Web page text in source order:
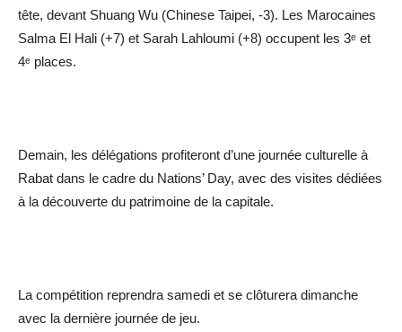
tête, devant Shuang Wu (Chinese Taipei, -3). Les Marocaines
Salma El Hali (+7) et Sarah Lahloumi (+8) occupent les 3ᵉ et
4ᵉ places.
Demain, les délégations profiteront d’une journée culturelle à
Rabat dans le cadre du Nations’ Day, avec des visites dédiées
à la découverte du patrimoine de la capitale.
La compétition reprendra samedi et se clôturera dimanche
avec la dernière journée de jeu.